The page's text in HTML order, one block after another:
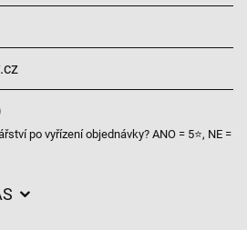
po vyřízení objednávky? ANO = 5⭐, NE =